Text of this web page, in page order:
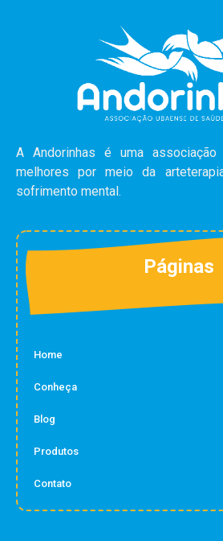
A Andorinhas é uma
melhores por meio da
sofrimento mental.
Páginas
Home
Conheça
Blog
Produtos
Contato